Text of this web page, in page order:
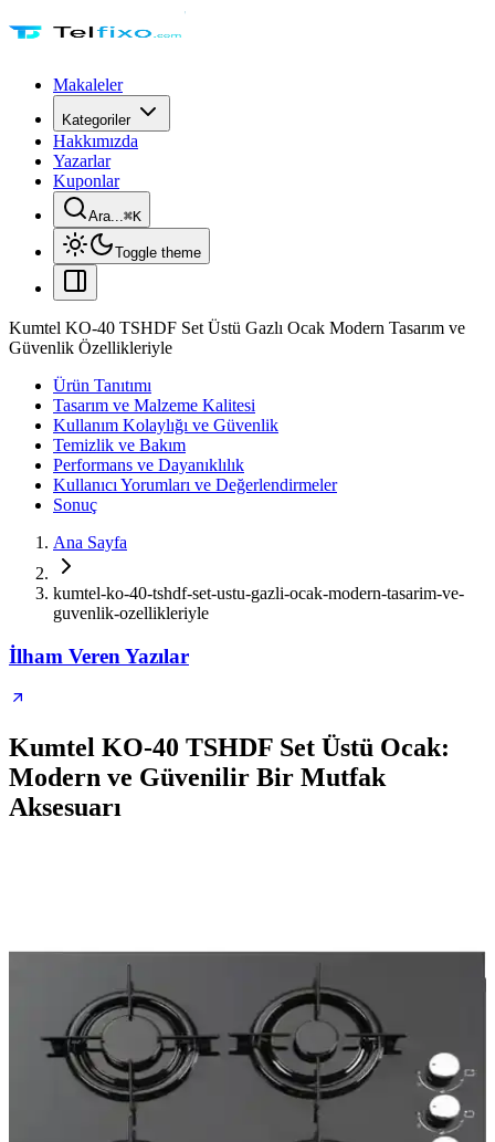
Makaleler
Kategoriler
Hakkımızda
Yazarlar
Kuponlar
Ara...⌘K
Toggle theme
Kumtel KO-40 TSHDF Set Üstü Gazlı Ocak Modern Tasarım ve
Güvenlik Özellikleriyle
Ürün Tanıtımı
Tasarım ve Malzeme Kalitesi
Kullanım Kolaylığı ve Güvenlik
Temizlik ve Bakım
Performans ve Dayanıklılık
Kullanıcı Yorumları ve Değerlendirmeler
Sonuç
Ana Sayfa
kumtel-ko-40-tshdf-set-ustu-gazli-ocak-modern-tasarim-ve-
guvenlik-ozellikleriyle
İlham Veren Yazılar
Kumtel KO-40 TSHDF Set Üstü Ocak:
Modern ve Güvenilir Bir Mutfak
Aksesuarı